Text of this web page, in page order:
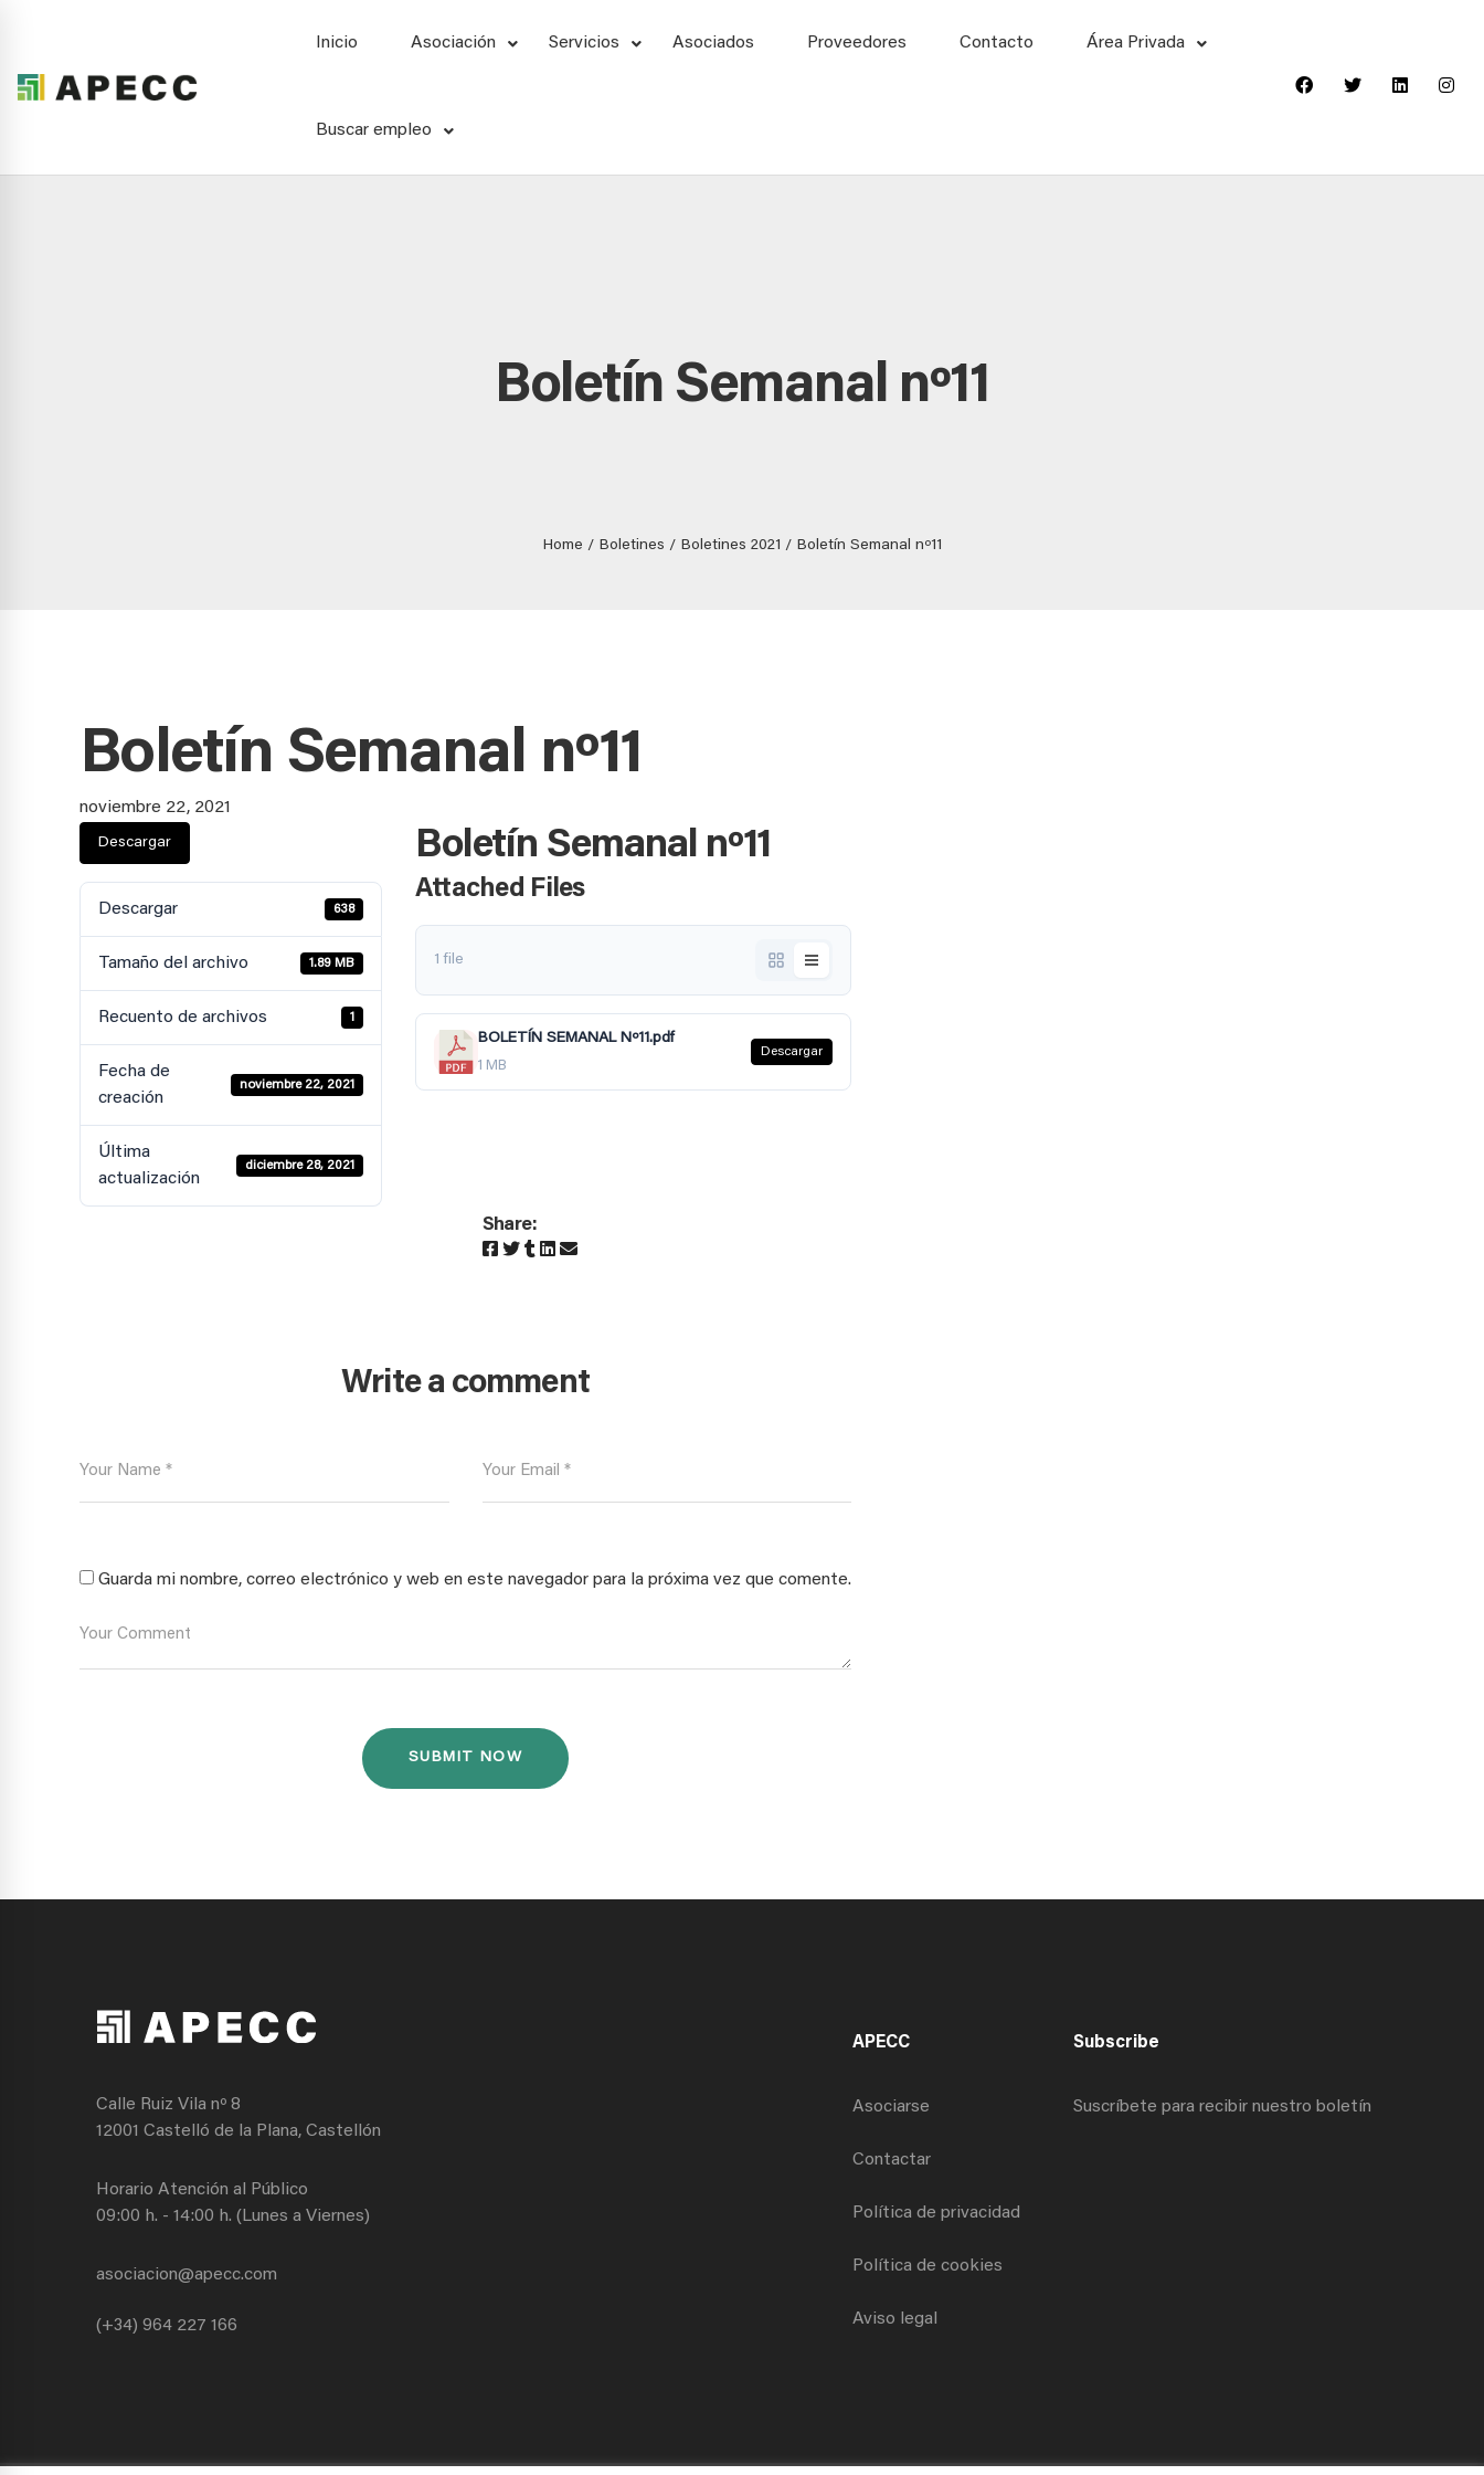
Inicio Asociación Servicios Asociados Proveedores Contacto Área Privada
Buscar empleo
Boletín Semanal nº11
Home Boletines Boletines 2021 Boletín Semanal nº11
Boletín Semanal nº11
noviembre 22, 2021
Descargar
Descargar 638
Tamaño del archivo 1.89 MB
Recuento de archivos 1
Fecha de
creación
noviembre 22, 2021
Última
actualización
diciembre 28, 2021
Boletín Semanal nº11
Attached Files
1 file
BOLETÍN SEMANAL Nº11.pdf
1 MB
Descargar
Share:
Write a comment
Guarda mi nombre, correo electrónico y web en este navegador para la próxima vez que comente.
Calle Ruiz Vila nº 8
12001 Castelló de la Plana, Castellón
Horario Atención al Público
09:00 h. - 14:00 h. (Lunes a Viernes)
asociacion@apecc.com
(+34) 964 227 166
APECC
Asociarse
Contactar
Política de privacidad
Política de cookies
Aviso legal
Subscribe
Suscríbete para recibir nuestro boletín